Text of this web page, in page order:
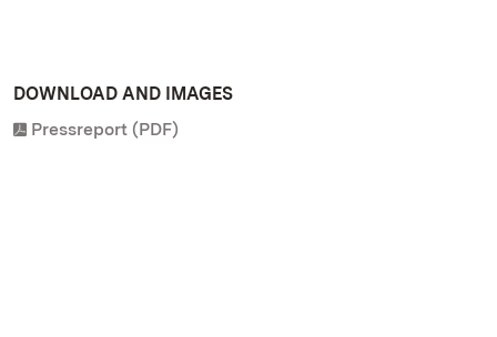
DOWNLOAD AND IMAGES
Pressreport (PDF)